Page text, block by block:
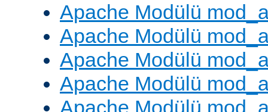
Apache Modülü
Apache Modülü
Apache Modülü
Apache Modülü
Apache Modülü